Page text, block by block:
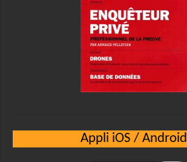
Appli iOS / Android